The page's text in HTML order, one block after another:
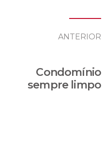
ANTERIOR
Condomínio
sempre limpo